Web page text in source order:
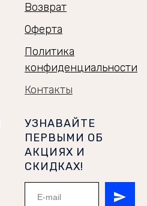
Возврат
Оферта
Политика
конфиденциальности
Контакты
УЗНАВАЙТЕ
ПЕРВЫМИ ОБ
АКЦИЯХ И
СКИДКАХ!